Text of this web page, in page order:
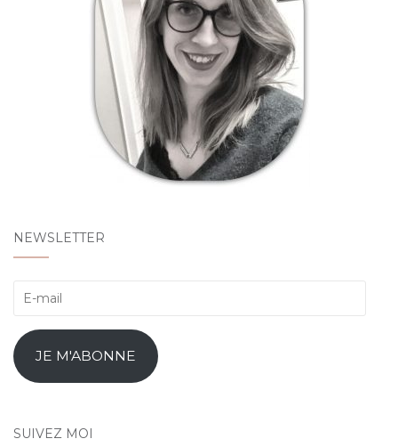
NEWSLETTER
E-
JE M'ABONNE
SUIVEZ MOI